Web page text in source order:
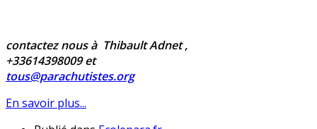
contactez nous à Thibault Adnet ,
+33614398009 et
tous@parachutistes.org
En savoir plus...